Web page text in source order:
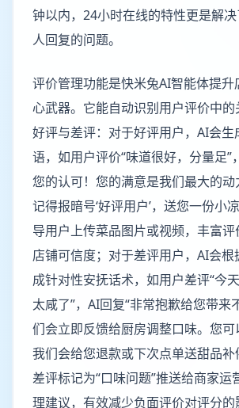
钟以内，24小时在线的特性更是解
人回复的问题。
评价管理功能是快米兔AI智能体提升
心武器。它能自动识别用户评价中
好评与差评：对于好评用户，AI会生
语，如用户评价“味道很好，分量足”
您的认可！您的满意是我们最大的
记得报暗号‘好评用户’，送您一份小
导用户上传菜品图片或视频，丰富
店铺可信度；对于差评用户，AI会根
成针对性安抚话术，如用户差评“今
太咸了”，AI回复“非常抱歉给您带来
们会立即反馈给厨房调整口味。您可
我们会给您退款或下次点单送甜品补
差评标记为“口味问题”推送给商家运
理建议，有效减少负面评价对评分的